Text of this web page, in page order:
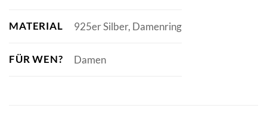
MATERIAL 925er Silber, Damenring
FÜR WEN? Damen